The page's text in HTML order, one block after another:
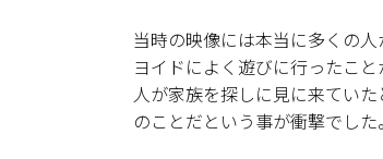
当時の映像には本当に多くの
ヨイドによく遊びに行ったこ
人が家族を探しに見に来てい
のことだという事が衝撃でした。